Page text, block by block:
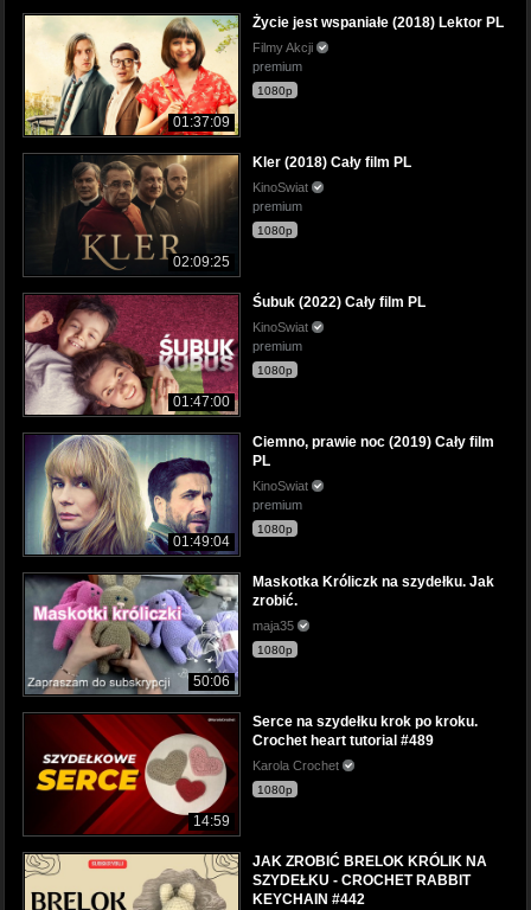
01:37:09
Życie jest wspaniałe (2018) Lektor PL
Filmy Akcji
premium
1080p
02:09:25
Kler (2018) Cały film PL
KinoSwiat
premium
1080p
01:47:00
Śubuk (2022) Cały film PL
KinoSwiat
premium
1080p
01:49:04
Ciemno, prawie noc (2019) Cały film
PL
KinoSwiat
premium
1080p
50:06
Maskotka Króliczk na szydełku. Jak
zrobić.
maja35
1080p
14:59
Serce na szydełku krok po kroku.
Crochet heart tutorial #489
Karola Crochet
1080p
JAK ZROBIĆ BRELOK KRÓLIK NA
SZYDEŁKU - CROCHET RABBIT
KEYCHAIN #442